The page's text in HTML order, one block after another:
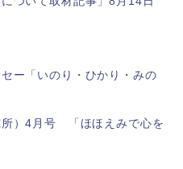
ー「いのり・ひかり・みの
所）4月号 「ほほえみで心を